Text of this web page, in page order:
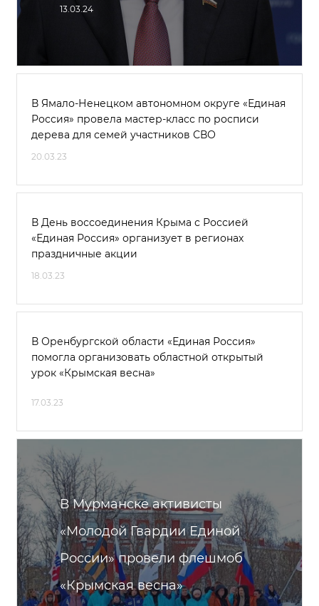
13.03.24
В Ямало-Ненецком автономном округе «Единая
Россия» провела мастер-класс по росписи
дерева для семей участников СВО
20.03.23
В День воссоединения Крыма с Россией
«Единая Россия» организует в регионах
праздничные акции
18.03.23
В Оренбургской области «Единая Россия»
помогла организовать областной открытый
урок «Крымская весна»
17.03.23
В Мурманске активисты
«Молодой Гвардии Единой
России» провели флешмоб
«Крымская весна»